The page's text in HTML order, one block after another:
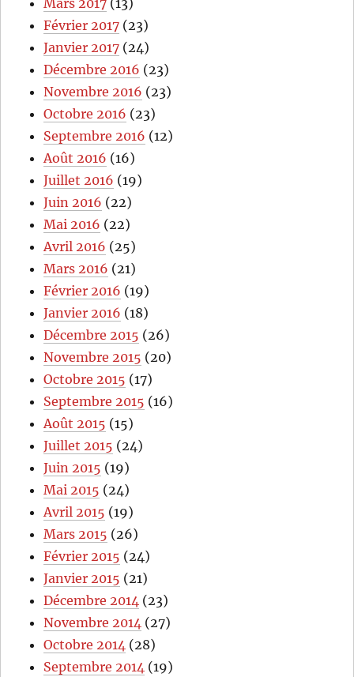
Mars 2017 (13)
Février 2017 (23)
Janvier 2017 (24)
Décembre 2016 (23)
Novembre 2016 (23)
Octobre 2016 (23)
Septembre 2016 (12)
Août 2016 (16)
Juillet 2016 (19)
Juin 2016 (22)
Mai 2016 (22)
Avril 2016 (25)
Mars 2016 (21)
Février 2016 (19)
Janvier 2016 (18)
Décembre 2015 (26)
Novembre 2015 (20)
Octobre 2015 (17)
Septembre 2015 (16)
Août 2015 (15)
Juillet 2015 (24)
Juin 2015 (19)
Mai 2015 (24)
Avril 2015 (19)
Mars 2015 (26)
Février 2015 (24)
Janvier 2015 (21)
Décembre 2014 (23)
Novembre 2014 (27)
Octobre 2014 (28)
Septembre 2014 (19)